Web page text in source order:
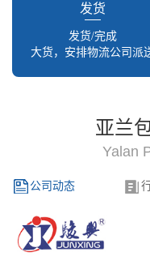
发货
发货/完成
大货，安排物流公司派
亚兰
Yalan
公司动态